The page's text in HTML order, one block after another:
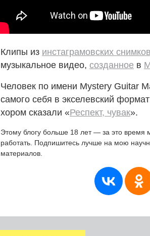
Клипы из инстаграмовских
музыкальное видео, созданное в
Человек по имени Mystery Guitar
самого себя в экселевский
хором сказали «Респект, чувак».
Этому блогу больше 18 лет — за это время
работать. Подпишитесь лучше на мою
материалов.